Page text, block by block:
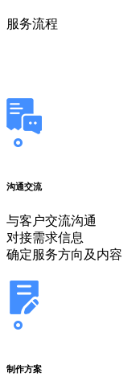
服务流程
沟通交流
与客户交流沟通
对接需求信息
确定服务方向及内容
制作方案